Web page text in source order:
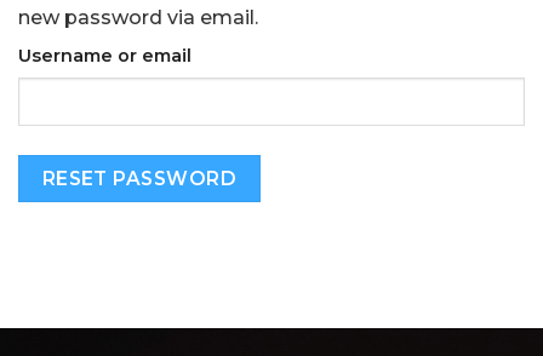
new password via email.
Username or email
RESET PASSWORD